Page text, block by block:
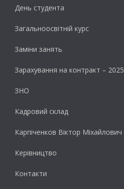
День студента
Загальноосвітній курс
Заміни занять
Зарахування на контракт – 2025
ЗНО
Кадровий склад
Карпіченков Віктор Міхайлович
Керівництво
Контакти